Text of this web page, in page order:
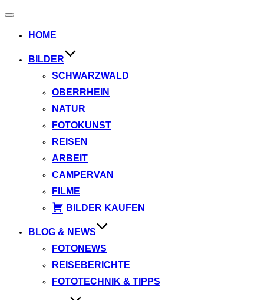
Navigation
HOME
BILDER
SCHWARZWALD
OBERRHEIN
NATUR
FOTOKUNST
REISEN
ARBEIT
CAMPERVAN
FILME
BILDER KAUFEN
BLOG & NEWS
FOTONEWS
REISEBERICHTE
FOTOTECHNIK & TIPPS